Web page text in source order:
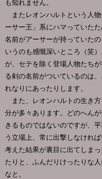
も知れません。
またレオンハルトという人
ーサー王」系にハマっていた
名前がアーサーが持っていた
いうのも感慨深いところ（笑
が、セテを除く登場人物たち
る剣の名前がついているのは
れなりにあったりします。
また、レオンハルトの生き
分が多々あります。どのへん
きるものではないのですが、
う立場上、常に出撃しなけれ
考えた結果が裏目に出てしま
たりと、ふんだりけったりな
なと。